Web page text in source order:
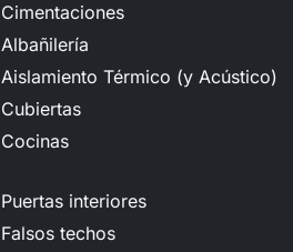
Cimentaciones
Albañilería
Aislamiento Térmico (y Acústico)
Cubiertas
Cocinas
Puertas interiores
Falsos techos